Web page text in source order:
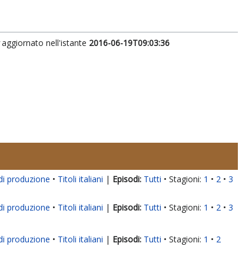
aggiornato nell'istante 2016-06-19T09:03:36
produzione Titoli italiani | Tutti Stagioni: 1 2
3
produzione Titoli italiani | Tutti Stagioni: 1 2
3
produzione Titoli italiani | Tutti Stagioni: 1
2